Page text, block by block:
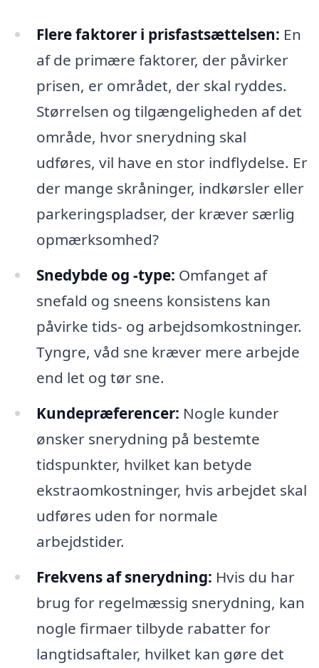
Flere faktorer i prisfastsættelsen: En
af de primære faktorer, der påvirker
prisen, er området, der skal ryddes.
Størrelsen og tilgængeligheden af det
område, hvor snerydning skal
udføres, vil have en stor indflydelse. Er
der mange skråninger, indkørsler eller
parkeringspladser, der kræver særlig
opmærksomhed?
Snedybde og -type: Omfanget af
snefald og sneens konsistens kan
påvirke tids- og arbejdsomkostninger.
Tyngre, våd sne kræver mere arbejde
end let og tør sne.
Kundepræferencer: Nogle kunder
ønsker snerydning på bestemte
tidspunkter, hvilket kan betyde
ekstraomkostninger, hvis arbejdet skal
udføres uden for normale
arbejdstider.
Frekvens af snerydning: Hvis du har
brug for regelmæssig snerydning, kan
nogle firmaer tilbyde rabatter for
langtidsaftaler, hvilket kan gøre det